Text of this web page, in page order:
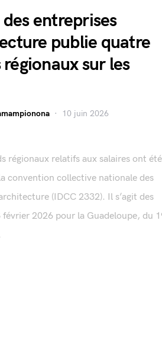
des entreprises
publie quatre
sur les
10 juin 2026
régionaux relatifs aux salaires ont été
convention collective nationale des
(IDCC 2332). Il s’agit des
février 2026 pour la Guadeloupe, du